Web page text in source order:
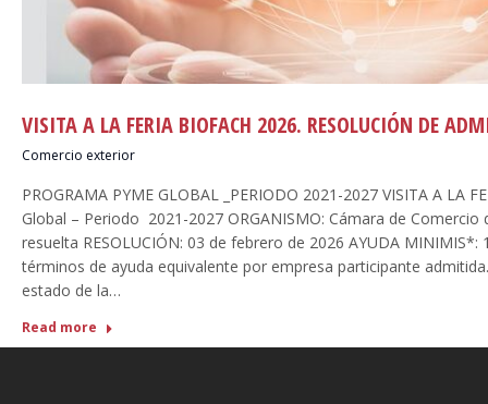
VISITA A LA FERIA BIOFACH 2026. RESOLUCIÓN DE
Comercio exterior
PROGRAMA PYME GLOBAL _PERIODO 2021-2027 VISITA A LA
Global – Periodo 2021-2027 ORGANISMO: Cámara de Comercio
resuelta RESOLUCIÓN: 03 de febrero de 2026 AYUDA
términos de ayuda equivalente por empresa participante
estado de la…
Read more